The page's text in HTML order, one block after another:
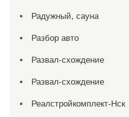
Радужный, сауна
Разбор авто
Развал-схождение
Развал-схождение
Реалстройкомплект-Нск